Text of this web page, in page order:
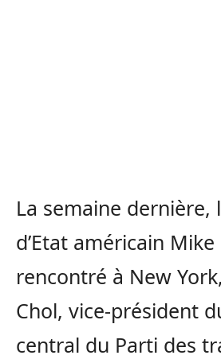
La semaine dernière,
d’Etat américain
rencontré à New
Chol, vice-président
central du Parti des